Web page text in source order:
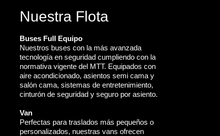
Nuestra Flota
Buses Full Equipo
Nuestros buses con la más avanzada
tecnología en seguridad cumpliendo con la
normativa vigente del MTT. Equipados con
aire acondicionado, asientos semi cama y
salón cama, sistemas de entretenimiento,
cinturón de seguridad y seguro por asiento.
Van
Perfectas para traslados más pequeños o
personalizados, nuestras vans ofrecen